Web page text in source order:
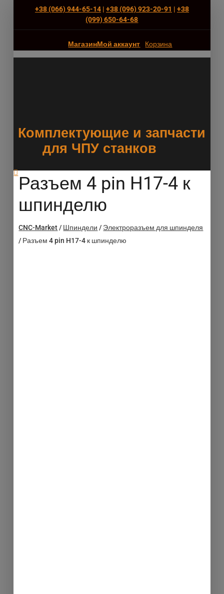
+38 (066) 944-65-14| +38 (096) 923-20-91 | +38
(‎099) 650-64-68
МагазинМой аккаунт Корзина
Комплектующие и запчасти
для ЧПУ станков
Разъем 4 pin H17-4 к
шпинделю
CNC-Market/ Шпиндели / Электроразъем для шпинделя
/ Разъем 4 pin H17-4 к шпинделю